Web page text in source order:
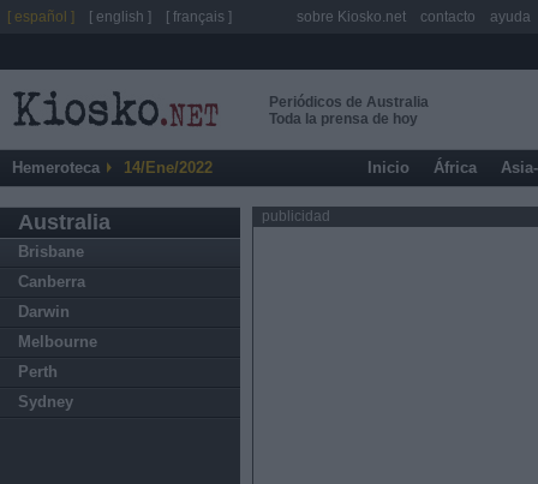
Periódicos de Australia
Toda la prensa de hoy
Hemeroteca 14/Ene/2022 Inicio África
Australia
Brisbane
Canberra
Darwin
Melbourne
Perth
Sydney
publicidad
[ español ] [ english ] [ français ] sobre Kiosko.net contacto ayuda